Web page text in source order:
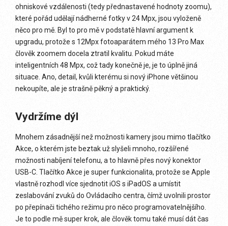
ohniskové vzdálenosti (tedy přednastavené hodnoty zoomu),
které pořád udělají nádherné fotky v 24 Mpx, jsou vyloženě
něco pro mě. Byl to pro mě v podstatě hlavní argument k
upgradu, protože s 12Mpx fotoaparátem mého 13 Pro Max
člověk zoomem docela ztratil kvalitu. Pokud máte
inteligentních 48 Mpx, což tady konečně je, je to úplně jiná
situace. Ano, detail, kvůli kterému si nový iPhone většinou
nekoupíte, ale je strašně pěkný a praktický.
Vydržíme dýl
Mnohem zásadnější než možnosti kamery jsou mimo tlačítko
Akce, o kterém jste beztak už slyšeli mnoho, rozšířené
možnosti nabíjení telefonu, a to hlavně přes nový konektor
USB-C. Tlačítko Akce je super funkcionalita, protože se Apple
vlastně rozhodl více sjednotit iOS s iPadOS a umístit
zeslabování zvuků do Ovládacího centra, čímž uvolnili prostor
po přepínači tichého režimu pro něco programovatelnějšího.
Je to podle mě super krok, ale člověk tomu také musí dát čas